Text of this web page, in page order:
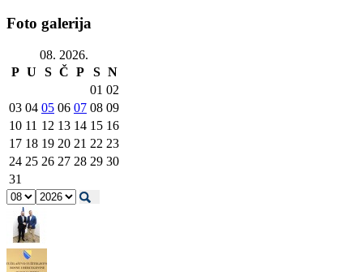
Foto galerija
08. 2026.
P U S Č P S N
01 02
03 04 05 06 07 08 09
10 11 12 13 14 15 16
17 18 19 20 21 22 23
24 25 26 27 28 29 30
31